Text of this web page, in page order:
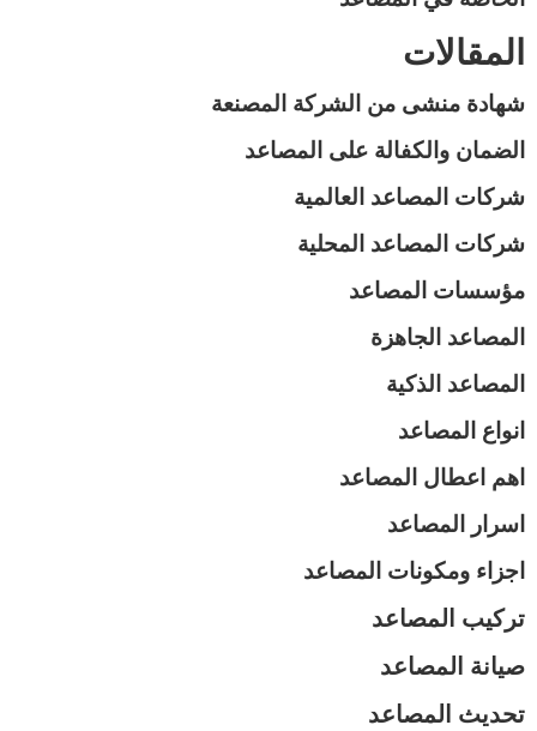
المقالات
شهادة منشى من الشركة المصنعة
الضمان والكفالة على المصاعد
شركات المصاعد العالمية
شركات المصاعد المحلية
مؤسسات المصاعد
المصاعد الجاهزة
المصاعد الذكية
انواع المصاعد
اهم اعطال المصاعد
اسرار المصاعد
اجزاء ومكونات المصاعد
تركيب المصاعد
صيانة المصاعد
تحديث المصاعد